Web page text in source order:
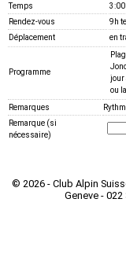
Temps
3:00
Rendez-vous
9h
Déplacement
en
Programme
jour
ou
Remarques
Remarque (si
nécessaire)
© 2026 - Club Alpin
Geneve -